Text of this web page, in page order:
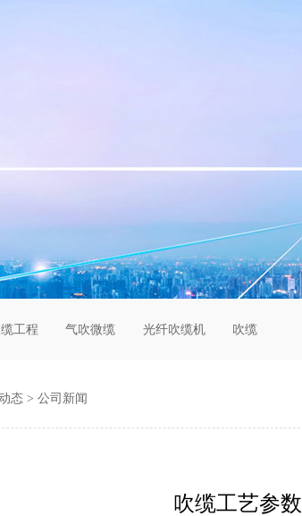
工程 气吹微缆 光纤吹缆机 吹缆
态 > 公司新闻
吹缆工艺参数